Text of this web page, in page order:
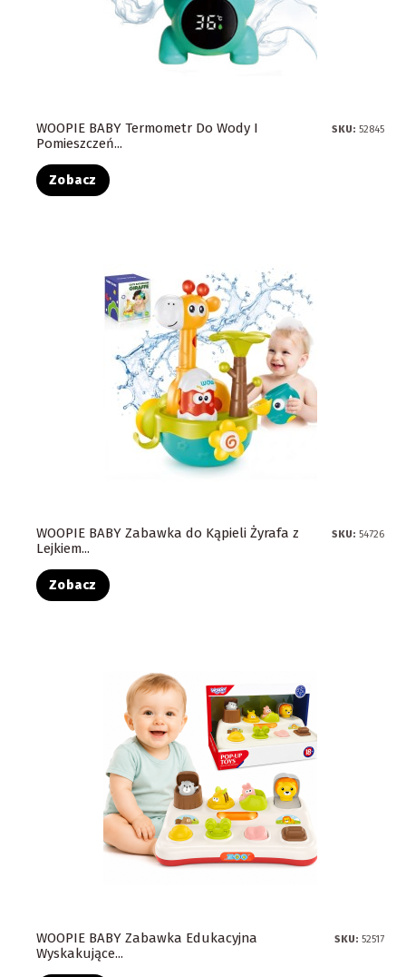
WOOPIE BABY Termometr Do Wody I
Pomieszczeń...
SKU: 52845
Zobacz
WOOPIE BABY Zabawka do Kąpieli Żyrafa z
Lejkiem...
SKU: 54726
Zobacz
WOOPIE BABY Zabawka Edukacyjna
Wyskakujące...
SKU: 52517